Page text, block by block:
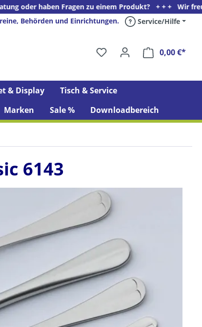
haben Fragen zu einem Produkt? + + + Wir freuen uns
Behörden und Einrichtungen. Service/Hilfe
0,00 €*
& Display
Tisch & Service
Marken Sale % Downloadbereich
6143